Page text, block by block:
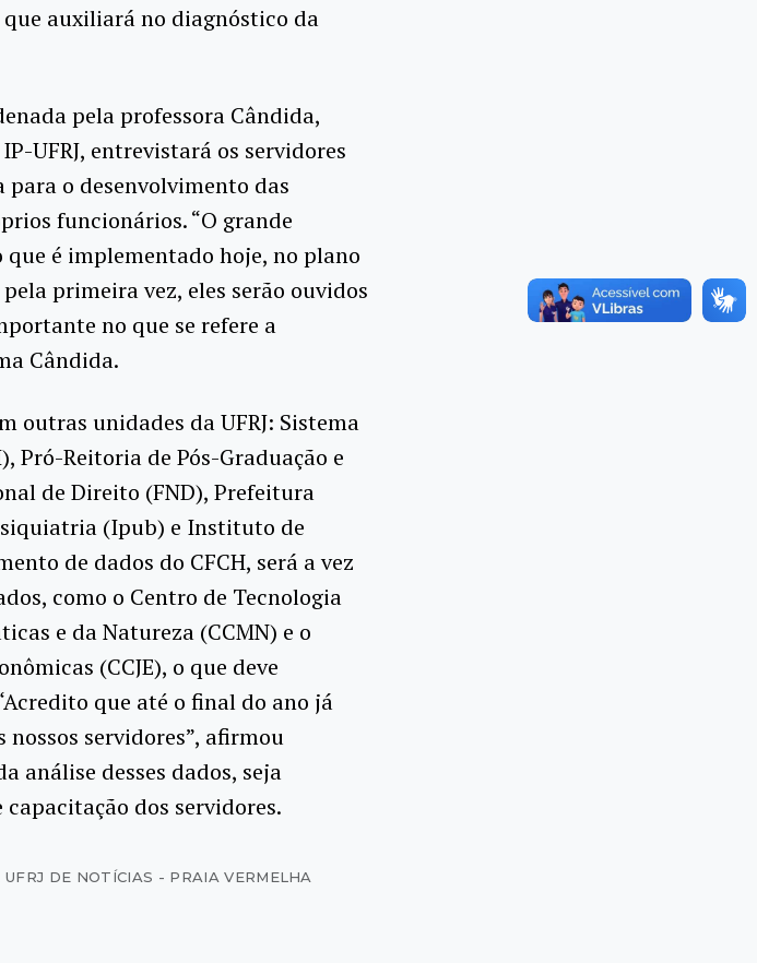
auxiliará no diagnóstico da
pela professora Cândida,
UFRJ, entrevistará os servidores
para o desenvolvimento das
funcionários. “O grande
é implementado hoje, no plano
primeira vez, eles serão ouvidos
no que se refere a
Cândida.
outras unidades da UFRJ: Sistema
Pró-Reitoria de Pós-Graduação e
de Direito (FND), Prefeitura
(Ipub) e Instituto de
de dados do CFCH, será a vez
como o Centro de Tecnologia
e da Natureza (CCMN) e o
(CCJE), o que deve
que até o final do ano já
servidores”, afirmou
análise desses dados, seja
dos servidores.
DE NOTÍCIAS - PRAIA VERMELHA